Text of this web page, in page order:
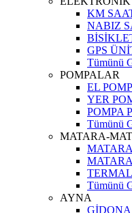
KM
NABIZ
GPS
Tümünü
POMPALAR
EL
YER
POMPA
Tümünü
MATARA-
Tümünü
AYNA